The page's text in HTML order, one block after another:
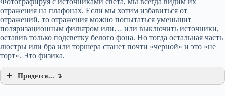
отражения на плафонах. Если мы хотим избавиться от
отражений, то отражения можно попытаться уменьшит
поляризационным фильтром или… или выключить источники,
оставив только подсветку белого фона. Но тогда остальная часть
люстры или бра или торшера станет почти «черной» и это «не
торт». Это физика.
Придется... ↴